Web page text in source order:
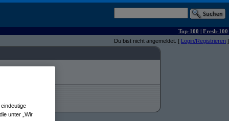
Top-100 | Fresh-100
Du bist nicht angemeldet. [ Login/Registrieren ]
unter „Wir